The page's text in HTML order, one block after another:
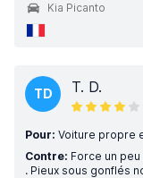
Kia Picanto
TD T. D.
Pour: Voiture propre
Contre: Force un
. Pieux sous gonflés